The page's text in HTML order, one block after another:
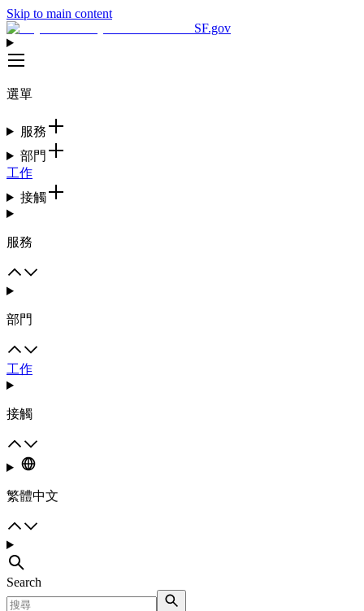
Skip to main content
SF.gov
選單
服務
部門
工作
接觸
服務
部門
工作
接觸
繁體中文
Search